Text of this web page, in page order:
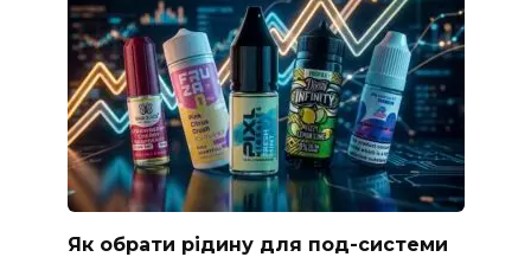
Як обрати рідину для под-системи